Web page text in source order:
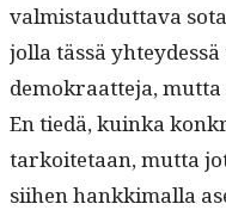
valmis­taudut­ta­va
jol­la tässä
demokraat­te­ja,
En tiedä, kuin­ka
tarkoite­taan, mut­ta
siihen han­kki­mal­la